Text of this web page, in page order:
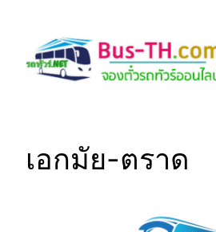
content
เอกมัย-ตราด